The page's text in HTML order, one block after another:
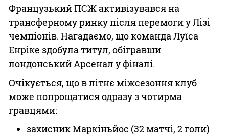
Французький ПСЖ активізувався на
трансферному ринку після перемоги у Лізі
чемпіонів. Нагадаємо, що команда Луїса
Енріке здобула титул, обігравши
лондонський Арсенал у фіналі.
Очікується, що в літнє міжсезоння клуб
може попрощатися одразу з чотирма
гравцями:
захисник Маркіньйос (32 матчі, 2 голи)